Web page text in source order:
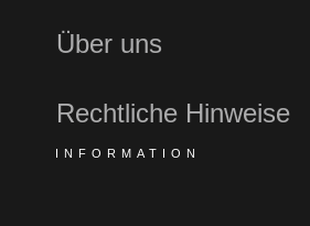
Über uns
Rechtliche Hinweise
INFORMATION